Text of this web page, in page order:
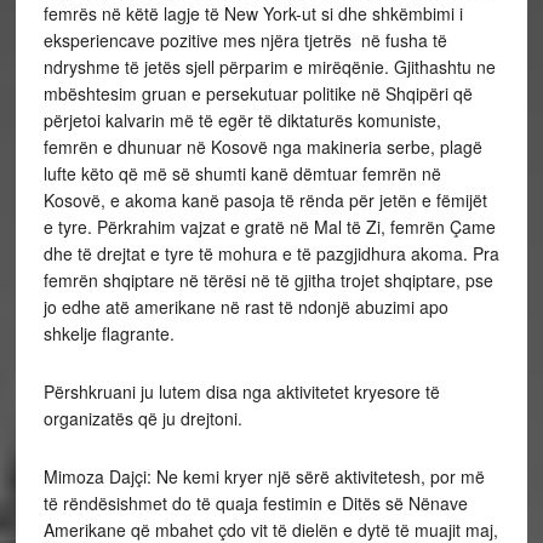
femrës në këtë lagje të New York-ut si dhe shkëmbimi i
eksperiencave pozitive mes njëra tjetrës në fusha të
ndryshme të jetës sjell përparim e mirëqënie. Gjithashtu ne
mbështesim gruan e persekutuar politike në Shqipëri që
përjetoi kalvarin më të egër të diktaturës komuniste,
femrën e dhunuar në Kosovë nga makineria serbe, plagë
lufte këto që më së shumti kanë dëmtuar femrën në
Kosovë, e akoma kanë pasoja të rënda për jetën e fëmijët
e tyre. Përkrahim vajzat e gratë në Mal të Zi, femrën Çame
dhe të drejtat e tyre të mohura e të pazgjidhura akoma. Pra
femrën shqiptare në tërësi në të gjitha trojet shqiptare, pse
jo edhe atë amerikane në rast të ndonjë abuzimi apo
shkelje flagrante.
Përshkruani ju lutem disa nga aktivitetet kryesore të
organizatës që ju drejtoni.
Mimoza Dajçi: Ne kemi kryer një sërë aktivitetesh, por më
të rëndësishmet do të quaja festimin e Ditës së Nënave
Amerikane që mbahet çdo vit të dielën e dytë të muajit maj,